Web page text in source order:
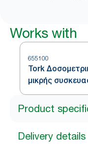
Works with
655100
Tork
μικρής
Product
Delivery details